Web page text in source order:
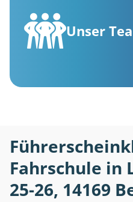
Unser
Fahrschule in
25-26, 14169